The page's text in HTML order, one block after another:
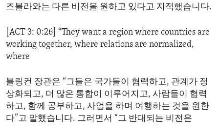
즈볼라와는 다른 비전을 원하고 있다고 지적했습니다.
[ACT 3: 0:26] “They want a region where countries are
working together, where relations are normalized,
where
블링컨 장관은 “그들은 국가들이 협력하고, 관계가 정
상화되고, 더 많은 통합이 이루어지고, 사람들이 협력
하고, 함께 공부하고, 사업을 하며 여행하는 것을 원한
다”고 말했습니다. 그러면서 “그 반대되는 비전은